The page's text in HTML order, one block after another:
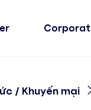
/ Khuyến mại